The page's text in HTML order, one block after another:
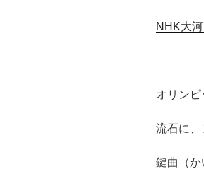
NHK大
オリンピ
流石に、
鍵曲（